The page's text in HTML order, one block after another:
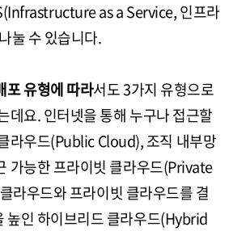
as a Service, 인프라
눌 수 있습니다.
포 유형에 따라서도 3가지 유형으로
데요. 인터넷을 통해 누구나 접근할
라우드(Public Cloud), 조직 내부망
가능한 프라이빗 클라우드(Private
라우드와 프라이빗 클라우드를 결
높인 하이브리드 클라우드(Hybrid